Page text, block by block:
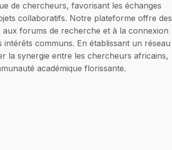
de chercheurs, favorisant les échanges
collaboratifs. Notre plateforme offre des
aux forums de recherche et à la connexion
communs. En établissant un réseau
la synergie entre les chercheurs africains,
académique florissante.